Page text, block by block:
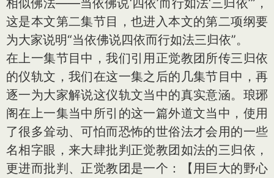
相似佛法——当依佛说‘四依’而行如法‘三归依’”，
这是本文第二集节目，也进入本文的第二项纲要
为大家说明“当依佛说四依而行如法三归依”。
在上一集节目中，我们引用正觉教团所传三归依
的仪轨文，我们在这一集之后的几集节目中，再
逐一为大家解说这仪轨文当中的真实意涵。琅琊
阁在上一集当中所引的这一篇外道文当中，使用
了很多耸动、可怕而恐怖的世俗法才会用的一些
名相字眼，来大肆批判正觉教团如法的三归依，
更进而批判、正觉教团是一个：【用巨大的野心